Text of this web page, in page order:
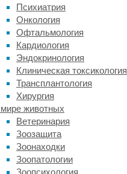
Психиатрия
Онкология
Офтальмология
Кардиология
Эндокринология
Клиническая токсикология
Трансплантология
Хирургия
животных
Ветеринария
Зоозащита
Зоонаходки
Зоопатологии
Зоопсихология
европейцами.
Надо
сказать,
что,
несмотря
на
небольшие
—
163
квадратных
километра,